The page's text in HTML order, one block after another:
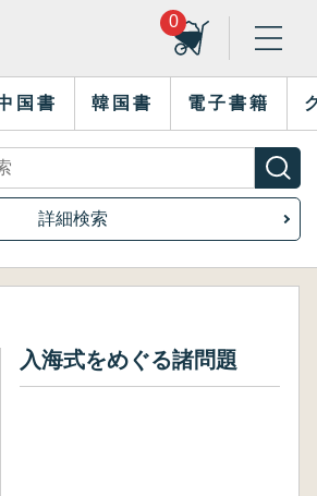
0
国書 韓国書 電子書籍
詳細検索
入海式をめぐる諸問題